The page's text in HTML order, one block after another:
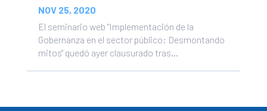
NOV 25, 2020
El seminario web "Implementación de la
Gobernanza en el sector público: Desmontando
mitos" quedó ayer clausurado tras...